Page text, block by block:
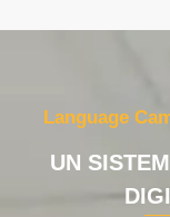
Language
UN